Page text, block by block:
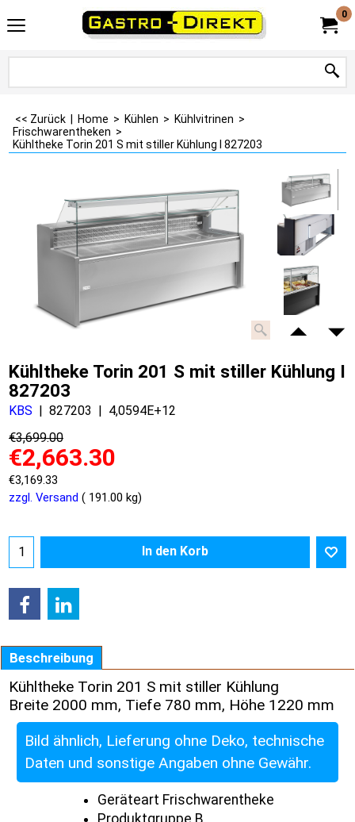
0
<< Zurück Home > Kühlen > Kühlvitrinen >
Frischwarentheken >
Kühltheke Torin 201 S mit stiller Kühlung I 827203
Kühltheke Torin 201 S mit stiller Kühlung I
827203
KBS 827203
4,0594E+12
€3,699.00
€2,663.30
€3,169.33
zzgl. Versand
191.00 kg
In den Korb
Beschreibung
Kühltheke Torin 201 S mit stiller Kühlung
Breite 2000 mm, Tiefe 780 mm, Höhe 1220 mm
Bild ähnlich, Lieferung ohne Deko, technische
Daten und sonstige Angaben ohne Gewähr.
Geräteart Frischwarentheke
Produktgruppe B